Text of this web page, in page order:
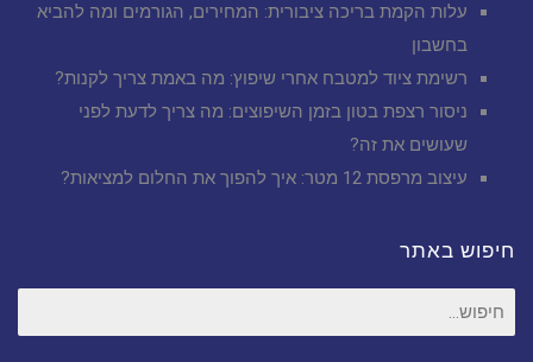
עלות הקמת בריכה ציבורית: המחירים, הגורמים ומה להביא
בחשבון
רשימת ציוד למטבח אחרי שיפוץ: מה באמת צריך לקנות?
ניסור רצפת בטון בזמן השיפוצים: מה צריך לדעת לפני
שעושים את זה?
עיצוב מרפסת 12 מטר: איך להפוך את החלום למציאות?
חיפוש באתר
חיפוש
עבור: